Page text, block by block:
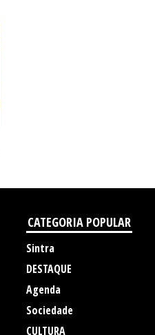
CATEGORIA POPULAR
Sintra
DESTAQUE
Agenda
Sociedade
CULTURA